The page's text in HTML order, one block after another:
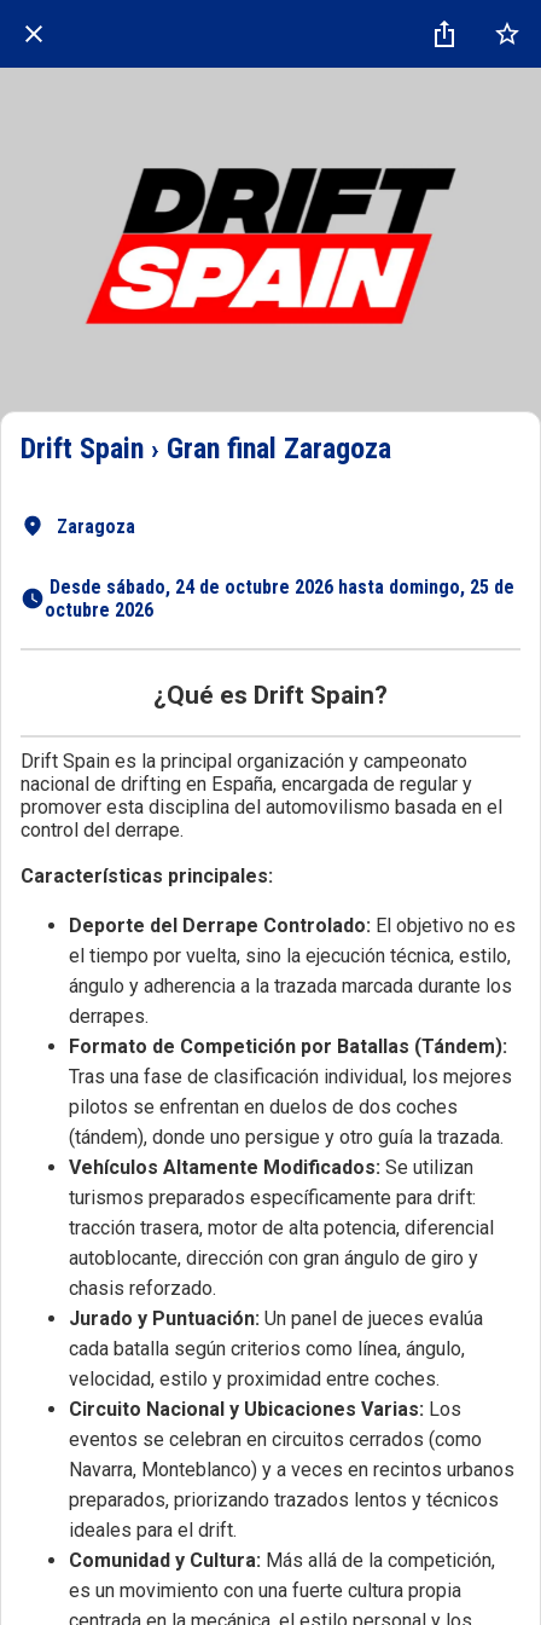
Drift Spain › Gran final Zaragoza
Zaragoza
octubre 2026
¿Qué es Drift Spain?
Drift Spain es la principal organización y campeonato
nacional de drifting en España, encargada de regular y
promover esta disciplina del automovilismo basada en el
control del derrape.
Características principales:
Deporte del Derrape Controlado: El objetivo no es
el tiempo por vuelta, sino la ejecución técnica, estilo,
ángulo y adherencia a la trazada marcada durante los
derrapes.
Formato de Competición por Batallas (Tándem):
Tras una fase de clasificación individual, los mejores
pilotos se enfrentan en duelos de dos coches
(tándem), donde uno persigue y otro guía la trazada.
Vehículos Altamente Modificados: Se utilizan
turismos preparados específicamente para drift:
tracción trasera, motor de alta potencia, diferencial
autoblocante, dirección con gran ángulo de giro y
chasis reforzado.
Jurado y Puntuación: Un panel de jueces evalúa
cada batalla según criterios como línea, ángulo,
velocidad, estilo y proximidad entre coches.
Circuito Nacional y Ubicaciones Varias: Los
eventos se celebran en circuitos cerrados (como
Navarra, Monteblanco) y a veces en recintos urbanos
preparados, priorizando trazados lentos y técnicos
ideales para el drift.
Comunidad y Cultura: Más allá de la competición,
es un movimiento con una fuerte cultura propia